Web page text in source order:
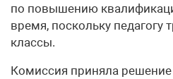
по повышению
время, поскольку педагогу
классы.
Комиссия приняла